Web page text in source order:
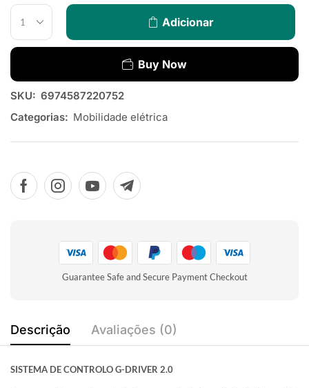
Adicionar
Buy Now
SKU: 6974587220752
Categorias: Mobilidade elétrica
Guarantee Safe and Secure Payment Checkout
Descrição Avaliações (0)
SISTEMA DE CONTROLO G-DRIVER 2.0